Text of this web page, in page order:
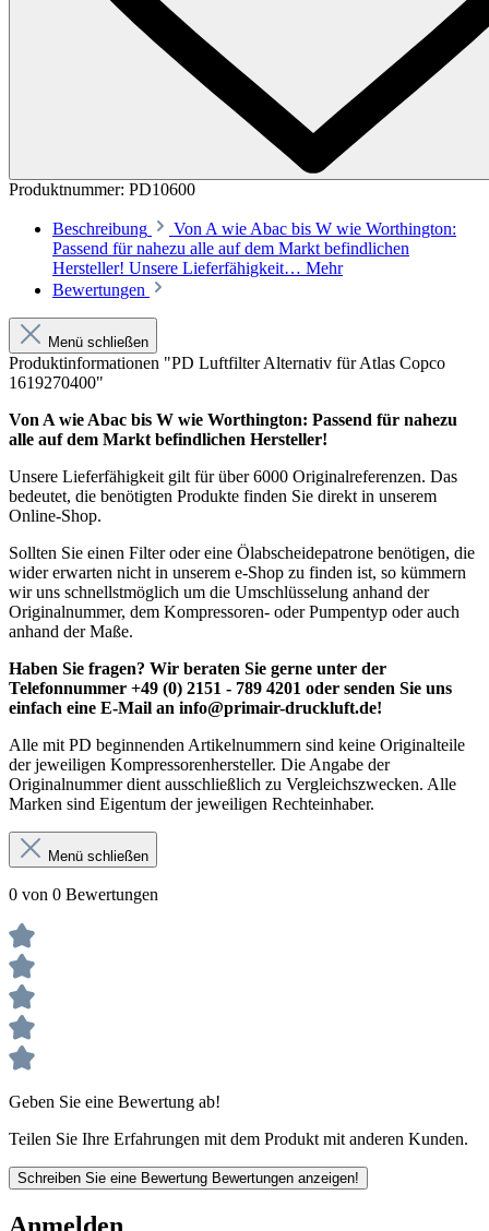
Produktnummer: PD10600
Beschreibung
Von A wie Abac bis W wie Worthington:
Passend für nahezu alle auf dem Markt befindlichen
Hersteller! Unsere Lieferfähigkeit… Mehr
Bewertungen
Menü schließen
Produktinformationen "PD Luftfilter Alternativ für Atlas Copco
1619270400"
Von A wie Abac bis W wie Worthington: Passend für nahezu
alle auf dem Markt befindlichen Hersteller!
Unsere Lieferfähigkeit gilt für über 6000 Originalreferenzen. Das
bedeutet, die benötigten Produkte finden Sie direkt in unserem
Online-Shop.
Sollten Sie einen Filter oder eine Ölabscheidepatrone benötigen, die
wider erwarten nicht in unserem e-Shop zu finden ist, so kümmern
wir uns schnellstmöglich um die Umschlüsselung anhand der
Originalnummer, dem Kompressoren- oder Pumpentyp oder auch
anhand der Maße.
Haben Sie fragen? Wir beraten Sie gerne unter der
Telefonnummer +49 (0) 2151 - 789 4201 oder senden Sie uns
einfach eine E-Mail an info@primair-druckluft.de!
Alle mit PD beginnenden Artikelnummern sind keine Originalteile
der jeweiligen Kompressorenhersteller. Die Angabe der
Originalnummer dient ausschließlich zu Vergleichszwecken. Alle
Marken sind Eigentum der jeweiligen Rechteinhaber.
Menü schließen
0 von 0 Bewertungen
Geben Sie eine Bewertung ab!
Teilen Sie Ihre Erfahrungen mit dem Produkt mit anderen Kunden.
Schreiben Sie eine Bewertung Bewertungen anzeigen!
Anmelden